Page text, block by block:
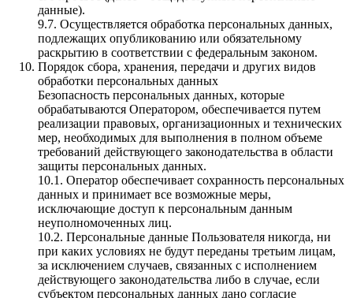
данные).
9.7. Осуществляется обработка персональных данных,
подлежащих опубликованию или обязательному
раскрытию в соответствии с федеральным законом.
Порядок сбора, хранения, передачи и других видов
обработки персональных данных
Безопасность персональных данных, которые
обрабатываются Оператором, обеспечивается путем
реализации правовых, организационных и технических
мер, необходимых для выполнения в полном объеме
требований действующего законодательства в области
защиты персональных данных.
10.1. Оператор обеспечивает сохранность персональных
данных и принимает все возможные меры,
исключающие доступ к персональным данным
неуполномоченных лиц.
10.2. Персональные данные Пользователя никогда, ни
при каких условиях не будут переданы третьим лицам,
за исключением случаев, связанных с исполнением
действующего законодательства либо в случае, если
субъектом персональных данных дано согласие